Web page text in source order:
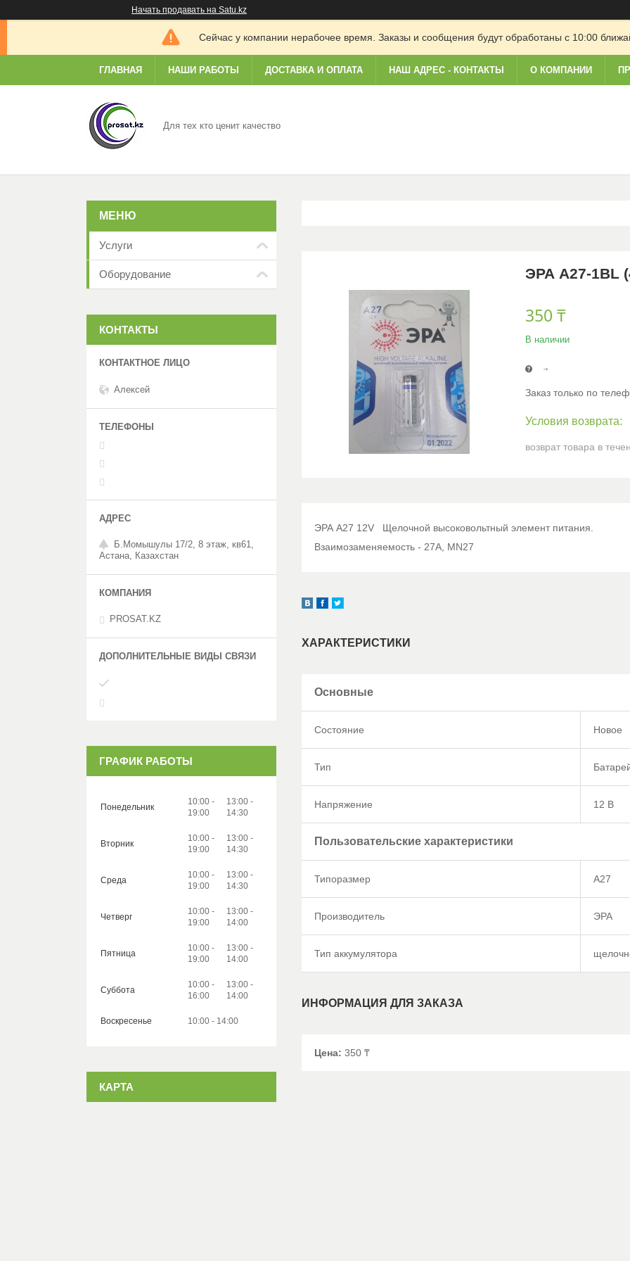
Начать продавать на Satu.kz
Сейчас у компании нерабочее время. Заказы и сообщения будут обработаны с 10:00
ГЛАВНАЯ НАШИ РАБОТЫ ДОСТАВКА И ОПЛАТА НАШ АДРЕС - КОНТАКТЫ О КОМПАНИИ
Для тех кто ценит качество
ЭРА A27-1BL
350 ₸
В наличии
Заказ только по
возврат товара в
ЭРА A27 12V Щелочной высоковольтный элемент питания.
Взаимозаменяемость - 27A, MN27
ХАРАКТЕРИСТИКИ
Основные
Состояние Новое
Тип
Напряжение 12 В
Пользовательские характеристики
Типоразмер А27
Производитель ЭРА
Тип аккумулятора
ИНФОРМАЦИЯ ДЛЯ ЗАКАЗА
Цена: 350 ₸
Услуги
Оборудование
КОНТАКТЫ
Алексей
Б.Момышулы 17/2, 8 этаж, кв61,
Астана, Казахстан
PROSAT.KZ
ГРАФИК РАБОТЫ
Понедельник
10:00
19:00
13:00
14:30
Вторник
10:00
19:00
13:00
14:30
Среда
10:00
19:00
13:00
14:30
Четверг
10:00
19:00
13:00
14:00
Пятница
10:00
19:00
13:00
14:00
Суббота
10:00
16:00
13:00
14:00
Воскресенье 10:00 14:00
КАРТА